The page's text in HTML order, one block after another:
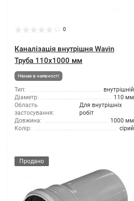
0
Каналізація внутрішня Wavin
Труба 110x1000 мм
Немає в наявності
Тип:
внутрішній
Діаметр:
110 мм
Область
застосування:
Для внутрішніх
робіт
Довжина:
1000 мм
Колір:
сірий
Продано